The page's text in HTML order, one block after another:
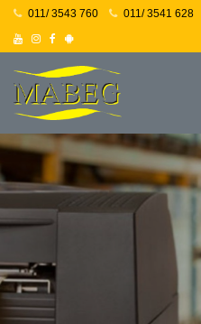
011/ 3543 760 011/ 3541 628
YoutubeInstagram
Facebook
Android